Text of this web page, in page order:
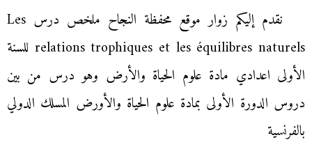
نقدم إليكم زوار موقع محفظة النجاح ملخص درس Les
relations trophiques et les équilibres naturels للسنة
الأولى اعدادي مادة علوم الحياة والأرض وهو درس من بين
دروس الدورة الأولى بمادة علوم الحياة والأورض المسلك الدولي
بالفرنسية